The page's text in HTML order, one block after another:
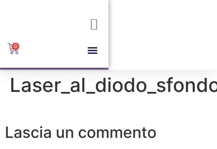
Vimercate MB
0
Lascia un commento